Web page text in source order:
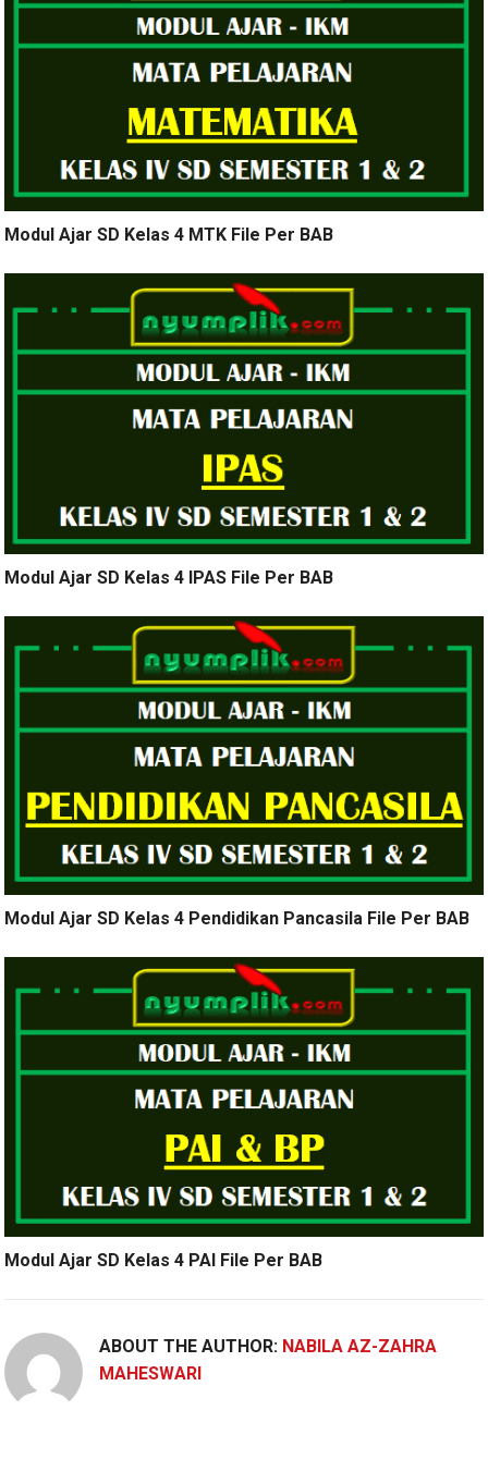
Modul Ajar SD Kelas 4 MTK File Per BAB
Modul Ajar SD Kelas 4 IPAS File Per BAB
Modul Ajar SD Kelas 4 Pendidikan Pancasila File Per BAB
Modul Ajar SD Kelas 4 PAI File Per BAB
ABOUT THE AUTHOR: NABILA AZ-ZAHRA
MAHESWARI